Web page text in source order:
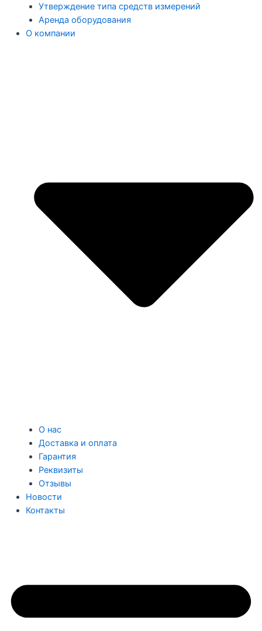
Утверждение типа средств измерений
Аренда оборудования
О компании
О нас
Доставка и оплата
Гарантия
Реквизиты
Отзывы
Новости
Контакты